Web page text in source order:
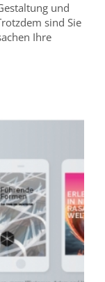
und
sind Sie
Ihre